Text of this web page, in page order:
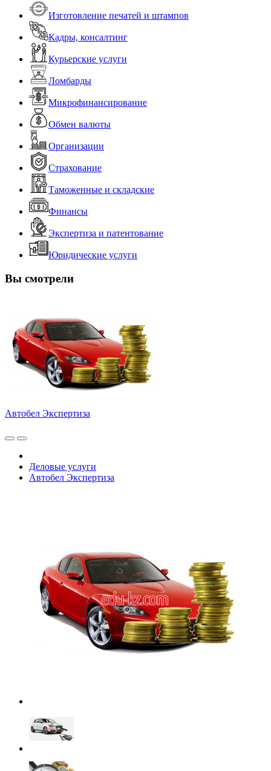
Изготовление печатей и штампов
Кадры, консалтинг
Курьерские услуги
Ломбарды
Микрофинансирование
Обмен валюты
Организации
Страхование
Таможенные и складские
Финансы
Экспертиза и патентование
Юридические услуги
Вы смотрели
Автобел Экспертиза
Деловые услуги
Автобел Экспертиза